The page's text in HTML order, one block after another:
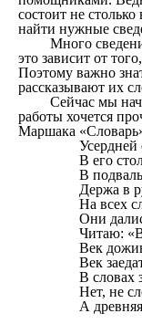
состоит не
найти нужные
Много
это зависит от
Поэтому важно
рассказывают их
Сейчас мы
работы хочется
Маршака
Усердней с
В его
В подвалы
Держа в
На всех
Они дались
Читаю:
Век
Век
В словах
Нет, не
А древняя